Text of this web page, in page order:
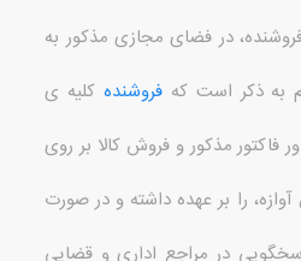
در فضای مجازی مذکور به
به ذکر است که فروشنده کلیه ی
مذکور و فروش کالا بر روی
را بر عهده داشته و در صورت
در مراجع اداری و قضایی